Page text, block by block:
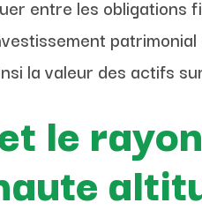
entre les
la valeur des actifs
le